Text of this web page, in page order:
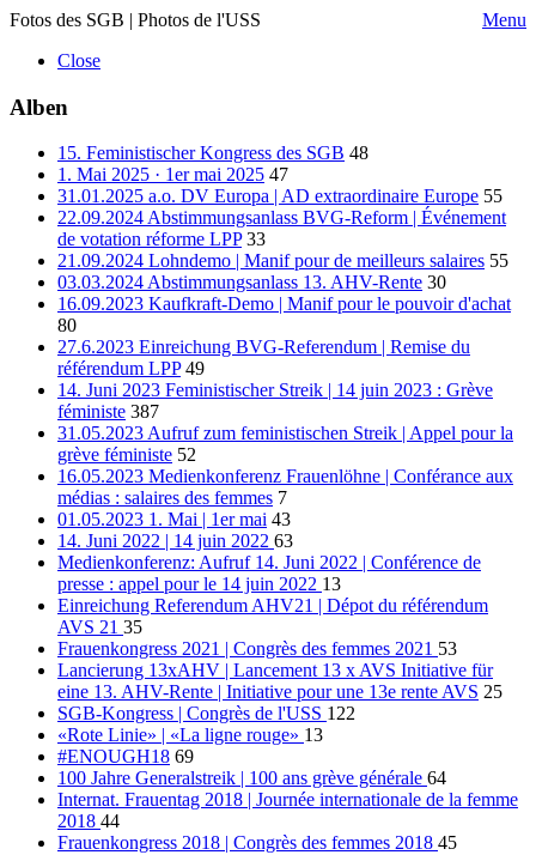
Fotos des SGB | Photos de l'USS
Menu
Close
Alben
15. Feministischer Kongress des SGB 48
1. Mai 2025 · 1er mai 2025 47
31.01.2025 a.o. DV Europa | AD extraordinaire Europe 55
22.09.2024 Abstimmungsanlass BVG-Reform | Événement
de votation réforme LPP 33
21.09.2024 Lohndemo | Manif pour de meilleurs salaires 55
03.03.2024 Abstimmungsanlass 13. AHV-Rente 30
16.09.2023 Kaufkraft-Demo | Manif pour le pouvoir d'achat
80
27.6.2023 Einreichung BVG-Referendum | Remise du
référendum LPP 49
14. Juni 2023 Feministischer Streik | 14 juin 2023 : Grève
féministe 387
31.05.2023 Aufruf zum feministischen Streik | Appel pour la
grève féministe 52
16.05.2023 Medienkonferenz Frauenlöhne | Conférance aux
médias : salaires des femmes 7
01.05.2023 1. Mai | 1er mai 43
14. Juni 2022 | 14 juin 2022 63
Medienkonferenz: Aufruf 14. Juni 2022 | Conférence de
presse : appel pour le 14 juin 2022 13
Einreichung Referendum AHV21 | Dépot du référendum
AVS 21 35
Frauenkongress 2021 | Congrès des femmes 2021 53
Lancierung 13xAHV | Lancement 13 x AVS Initiative für
eine 13. AHV-Rente | Initiative pour une 13e rente AVS 25
SGB-Kongress | Congrès de l'USS 122
«Rote Linie» | «La ligne rouge» 13
#ENOUGH18 69
100 Jahre Generalstreik | 100 ans grève générale 64
Internat. Frauentag 2018 | Journée internationale de la femme
2018 44
Frauenkongress 2018 | Congrès des femmes 2018 45